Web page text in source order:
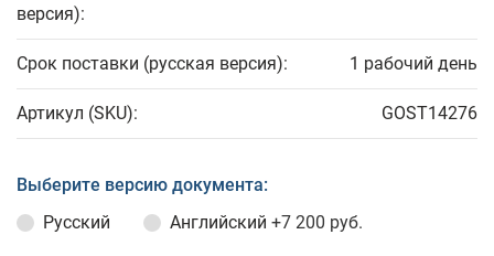
версия):
Срок поставки (русская версия): 1 рабочий день
Артикул (SKU): GOST14276
Выберите версию документа:
Русский
Английский +7 200 руб.